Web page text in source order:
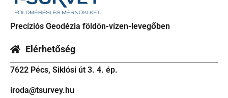
Precíziós Geodézia földön-vízen-levegőben
Elérhetőség
7622 Pécs, Siklósi út 3. 4. ép.
iroda@tsurvey.hu